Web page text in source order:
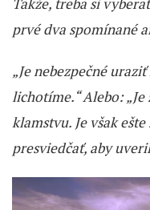
prvé dva spomínané
„Je nebezpečné
lichotíme.“ Alebo:
klamstvu. Je však
presviedčať, aby